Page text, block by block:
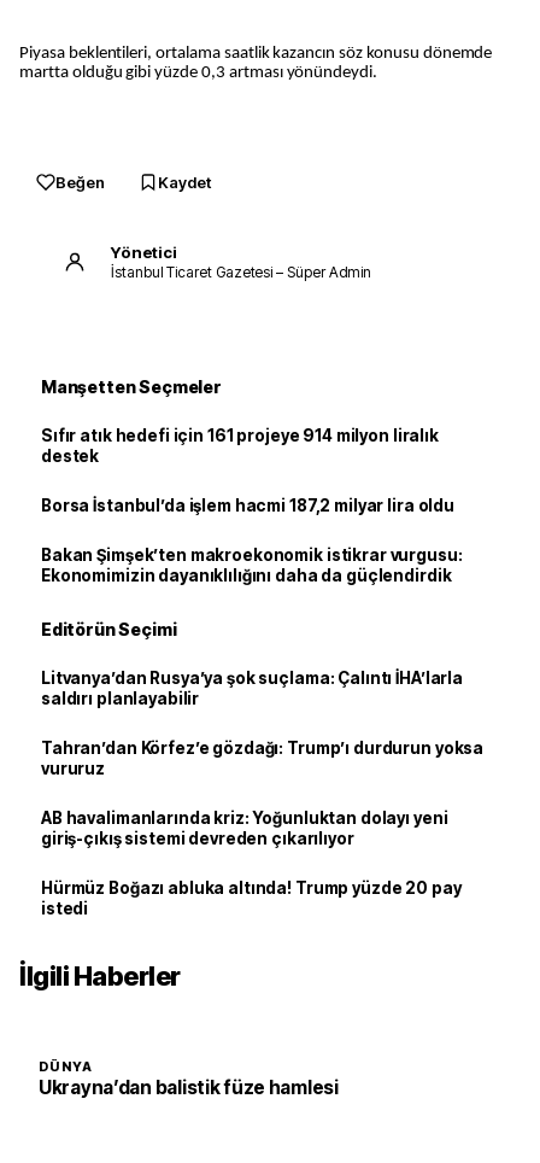
Piyasa beklentileri, ortalama saatlik kazancın söz konusu dönemde
martta olduğu gibi yüzde 0,3 artması yönündeydi.
Beğen Kaydet
Yönetici
İstanbul Ticaret Gazetesi – Süper Admin
Manşetten Seçmeler
Sıfır atık hedefi için 161 projeye 914 milyon liralık
destek
Borsa İstanbul’da işlem hacmi 187,2 milyar lira oldu
Bakan Şimşek’ten makroekonomik istikrar vurgusu:
Ekonomimizin dayanıklılığını daha da güçlendirdik
Editörün Seçimi
Litvanya’dan Rusya’ya şok suçlama: Çalıntı İHA’larla
saldırı planlayabilir
Tahran’dan Körfez’e gözdağı: Trump’ı durdurun yoksa
vururuz
AB havalimanlarında kriz: Yoğunluktan dolayı yeni
giriş-çıkış sistemi devreden çıkarılıyor
Hürmüz Boğazı abluka altında! Trump yüzde 20 pay
istedi
İlgili Haberler
DÜNYA
Ukrayna’dan balistik füze hamlesi